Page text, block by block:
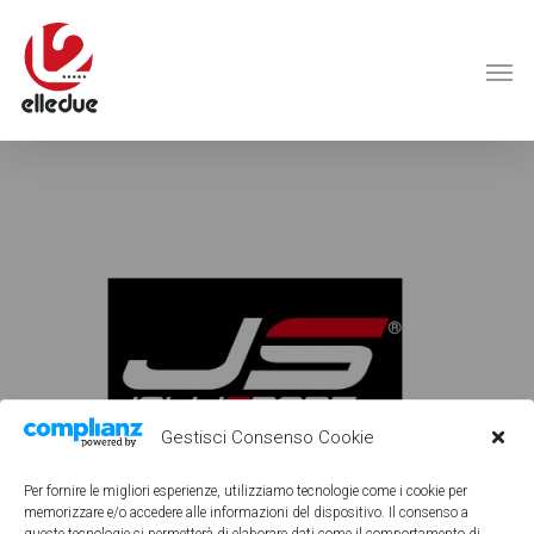
Gestisci Consenso Cookie
Per fornire le migliori esperienze, utilizziamo tecnologie come i cookie per
memorizzare e/o accedere alle informazioni del dispositivo. Il consenso a